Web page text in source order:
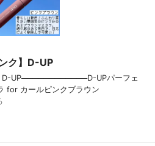
ク】D-UP
D-UP────────────D-UPパーフェ
for カールピンクブラウン